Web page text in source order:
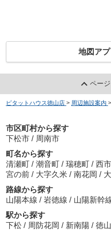
地図アプ
ペー
ピタットハウス徳山店 > 周辺施設案内 >
市区町村から探す
下松市 / 周南市
町名から探す
清瀬町 / 潮音町 / 瑞穂町 / 西市
宮の前 / 大字久米 / 南花岡 /
路線から探す
山陽本線 / 岩徳線 / 山陽新幹
駅から探す
下松 / 周防花岡 / 新南陽 / 徳山